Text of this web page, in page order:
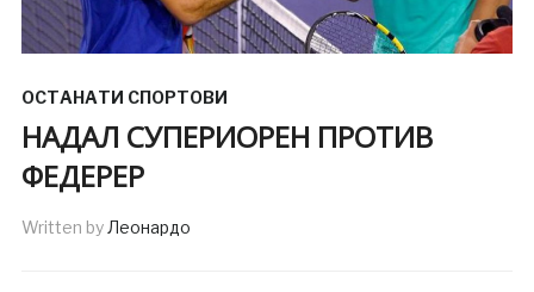
ОСТАНАТИ СПОРТОВИ
НАДАЛ СУПЕРИОРЕН ПРОТИВ
ФЕДЕРЕР
Written byЛеонардо